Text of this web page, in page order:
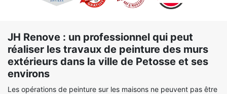
JH Renove : un professionnel qui peut
réaliser les travaux de peinture des murs
extérieurs dans la ville de Petosse et ses
environs
Les opérations de peinture sur les maisons ne peuvent pas être